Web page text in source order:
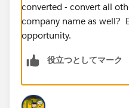
converted - convert all
company name as well?
opportunity.
役立つとしてマーク